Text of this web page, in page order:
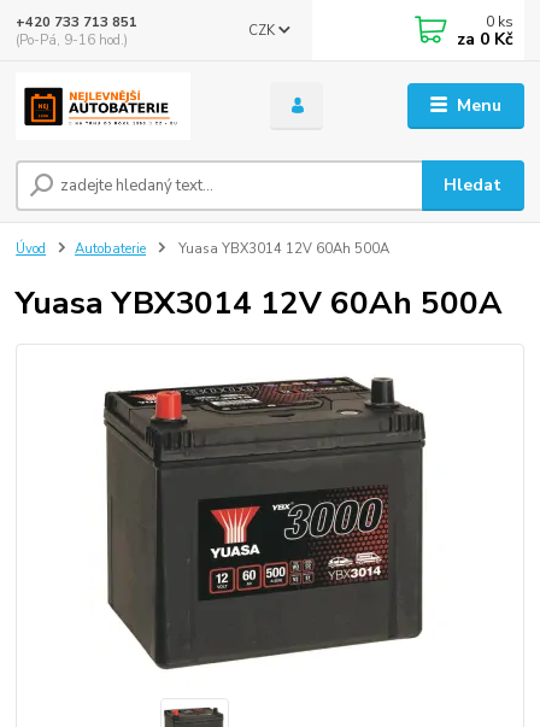
Menu
CZK
Hledat
+420 733 713 851
(Po-Pá, 9-16 hod.)
0 ks
za 0 Kč
Úvod Autobaterie Yuasa YBX3014 12V 60Ah 500A
Yuasa YBX3014 12V 60Ah 500A